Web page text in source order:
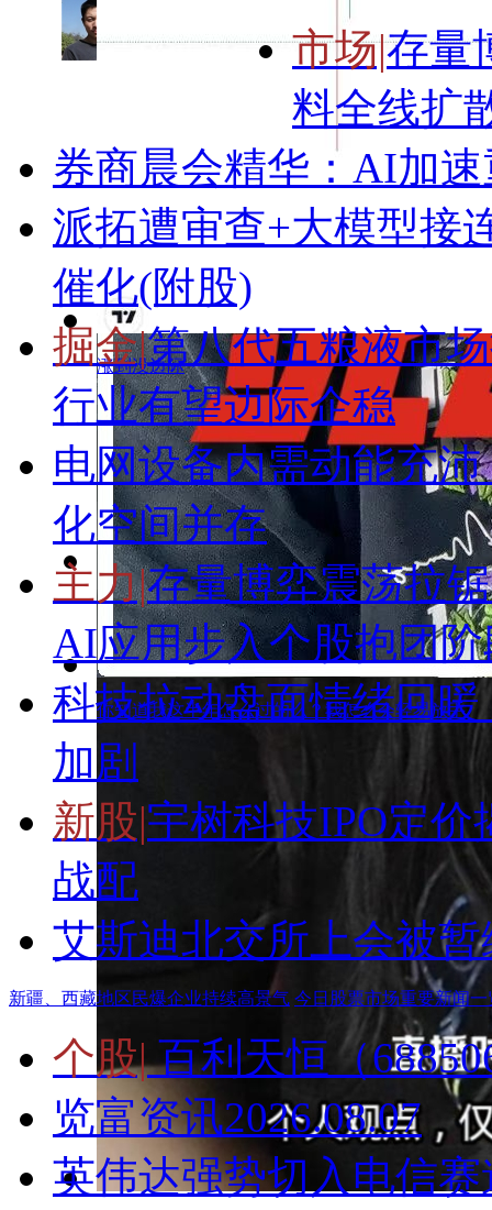
黄金上涨还赔钱
你知道我这半年怎么过的么？我怎么会轻易放手
涨到没边际
向TA提问 市场|存量
料全线扩
券商晨会精华：AI加
派拓遭审查+大模型接
催化(附股)
掘金|第八代五粮液市
行业有望边际企稳
电网设备内需动能充
化空间并存
主力|存量博弈震荡拉
AI应用步入个股抱团
科技拉动盘面情绪回
加剧
新股|宇树科技IPO定价
战配
艾斯迪北交所上会被
新疆、西藏地区民爆企业持续高景气 今日股票市场重要新闻
个股|百利天恒（
览富资讯2026.08.07
英伟达强势切入电信